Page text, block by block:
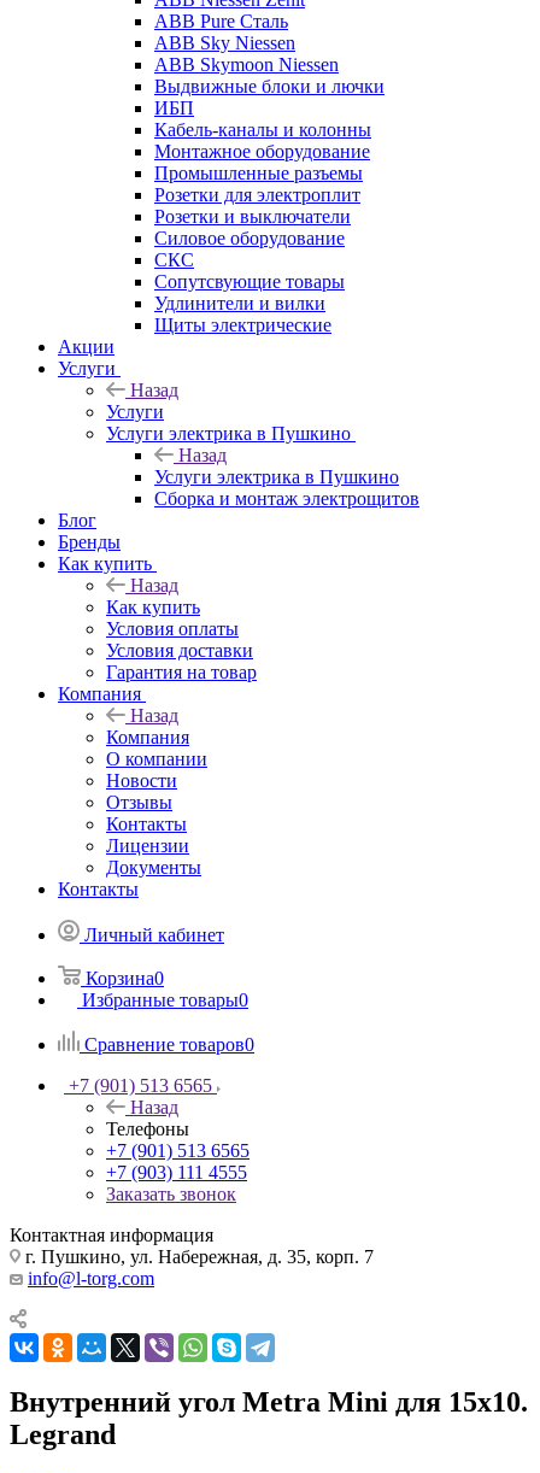
ABB Pure Сталь
ABB Sky Niessen
ABB Skymoon Niessen
Выдвижные блоки и лючки
ИБП
Кабель-каналы и колонны
Монтажное оборудование
Промышленные разъемы
Розетки для электроплит
Розетки и выключатели
Силовое оборудование
СКС
Сопутсвующие товары
Удлинители и вилки
Щиты электрические
Акции
Услуги
Назад
Услуги
Услуги электрика в Пушкино
Назад
Услуги электрика в Пушкино
Сборка и монтаж электрощитов
Блог
Бренды
Как купить
Назад
Как купить
Условия оплаты
Условия доставки
Гарантия на товар
Компания
Назад
Компания
О компании
Новости
Отзывы
Контакты
Лицензии
Документы
Контакты
Личный кабинет
Корзина0
Избранные товары0
Сравнение товаров0
+7 (901) 513 6565
Назад
Телефоны
+7 (901) 513 6565
+7 (903) 111 4555
Заказать звонок
Контактная информация
г. Пушкино, ул. Набережная, д. 35, корп. 7
info@l-torg.com
Внутренний угол Metra Mini для 15x10.
Legrand